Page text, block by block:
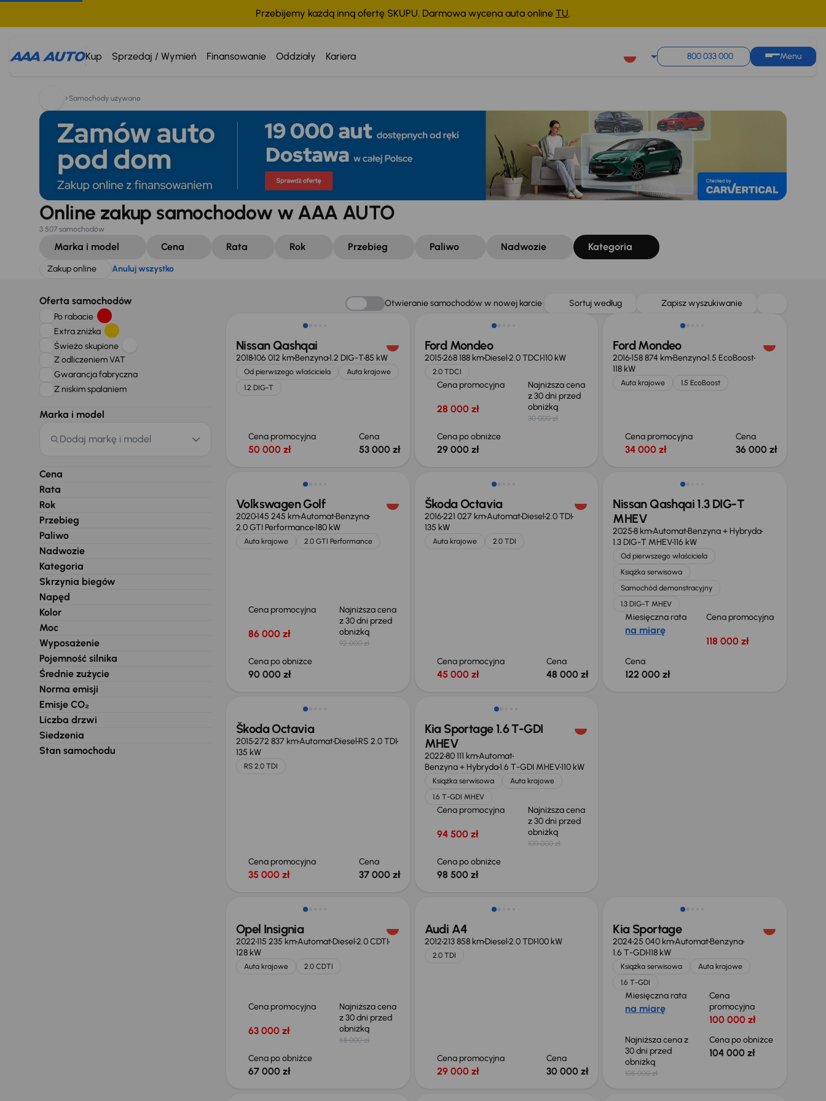
Przebijemy każdą inną ofertę SKUPU. Darmowa wycena auta online TU.
Kup Sprzedaj / Wymień Finansowanie Oddziały Kariera 800 033 000 Menu
Szukam: Anuluj wszystko
Samochody używane
Online zakup samochodow w AAA AUTO
3 507 samochodów
Marka i model Cena Rata Rok Przebieg Paliwo Nadwozie Kategoria
Zakup online Anuluj wszystko
Oferta samochodów
Po rabacie
Extra zniżka
Świeżo skupione
Z odliczeniem VAT
Gwarancja fabryczna
Z niskim spalaniem
Marka i model
Dodaj markę i model
Cena
Rata
Rok
Przebieg
Paliwo
Nadwozie
Kategoria
Skrzynia biegów
Napęd
Kolor
Moc
Wyposażenie
Pojemność silnika
Średnie zużycie
Norma emisji
Emisje CO₂
Liczba drzwi
Siedzenia
Stan samochodu
Otwieranie samochodów w nowej karcie Sortuj według Zapisz wyszukiwanie
Nissan Qashqai
2018106 012 kmBenzyna1.2 DIG-T85 kW
Od pierwszego właściciela
Auta krajowe
1.2 DIG-T
Cena promocyjna
50 000 zł
Cena
53 000 zł
Taniej o 1 000 zł
Ford Mondeo
2015268 188 kmDiesel2.0 TDCI110 kW
2.0 TDCI
Cena promocyjna
28 000 zł
Najniższa cena
z 30 dni przed
obniżką
30 000 zł
Cena po obniżce
29 000 zł
Ford Mondeo
2016158 874 kmBenzyna1.5 EcoBoost
118 kW
Auta krajowe 1.5 EcoBoost
Cena promocyjna
34 000 zł
Cena
36 000 zł
Taniej o 2 000 zł
Volkswagen Golf
2020145 245 kmAutomatBenzyna
2.0 GTI Performance180 kW
Auta krajowe 2.0 GTI Performance
Cena promocyjna
86 000 zł
Najniższa cena
z 30 dni przed
obniżką
92 000 zł
Cena po obniżce
90 000 zł
Škoda Octavia
2016221 027 kmAutomatDiesel2.0 TDI
135 kW
Auta krajowe 2.0 TDI
Cena promocyjna
45 000 zł
Cena
48 000 zł
Od nowego taniej o 36 775 zł
Nissan Qashqai 1.3 DIG-T
MHEV
20258 kmAutomatBenzyna + Hybryda
1.3 DIG-T MHEV116 kW
Od pierwszego właściciela
Książka serwisowa
Samochód demonstracyjny
1.3 DIG-T MHEV
Miesięczna rata
na miarę
Cena promocyjna
118 000 zł
Cena
122 000 zł
Škoda Octavia
2015272 837 kmAutomatDiesel RS 2.0 TDI
135 kW
RS 2.0 TDI
Cena promocyjna
35 000 zł
Cena
37 000 zł
Taniej o 1 500 zł
Kia Sportage 1.6 T-GDI
MHEV
202280 111 kmAutomat
Benzyna + Hybryda1.6 T-GDI MHEV110 kW
Książka serwisowa
Auta krajowe
1.6 T-GDI MHEV
Cena promocyjna
94 500 zł
Najniższa cena
z 30 dni przed
obniżką
100 000 zł
Cena po obniżce
98 500 zł
Taniej o 1 000 zł
Opel Insignia
2022115 235 kmAutomatDiesel2.0 CDTI
128 kW
Auta krajowe 2.0 CDTI
Cena promocyjna
63 000 zł
Najniższa cena
z 30 dni przed
obniżką
68 000 zł
Cena po obniżce
67 000 zł
Audi A4
2012213 858 kmDiesel2.0 TDI100 kW
2.0 TDI
Cena promocyjna
29 000 zł
Cena
30 000 zł
Kia Sportage
202425 040 kmAutomatBenzyna
1.6 T-GDI118 kW
Książka serwisowa
Auta krajowe
1.6 T-GDI
Miesięczna rata
na miarę
Cena
promocyjna
100 000 zł
Najniższa cena z
30 dni przed
obniżką
105 000 zł
Cena po obniżce
104 000 zł
Taniej o 1 000 zł Taniej o 3 000 zł Taniej o 2 000 zł